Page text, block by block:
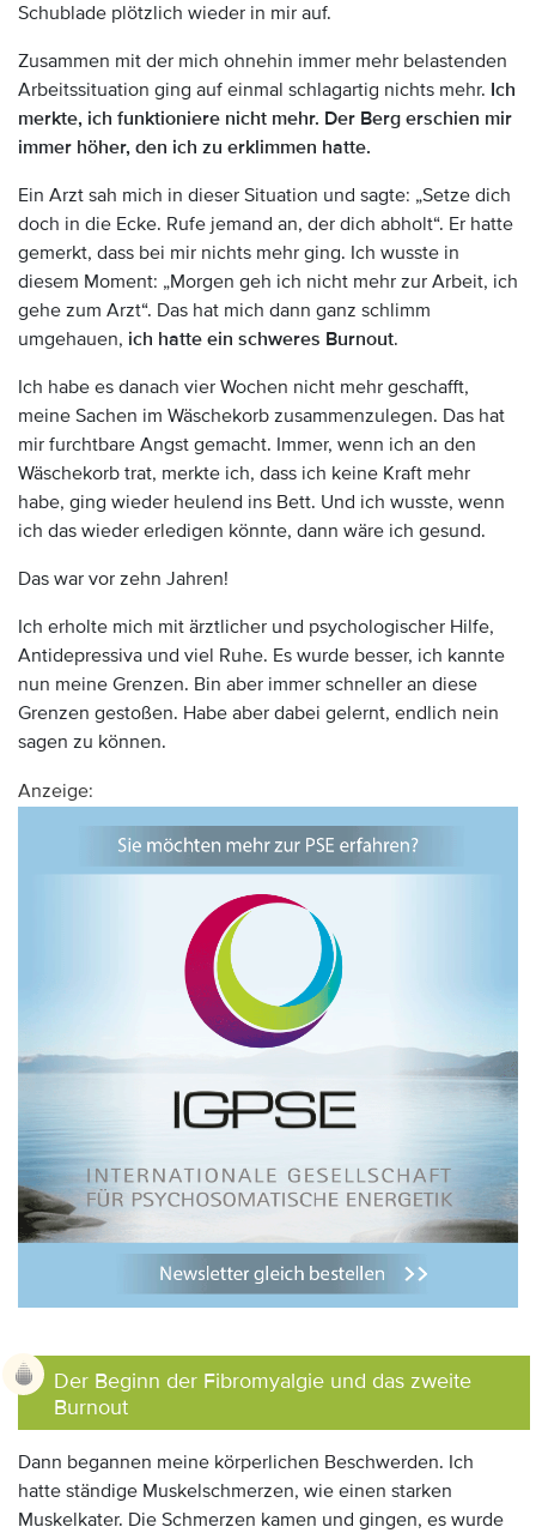
Schublade plötzlich wieder in mir auf.
Zusammen mit der mich ohnehin immer mehr belastenden
Arbeitssituation ging auf einmal schlagartig nichts mehr. Ich
merkte, ich funktioniere nicht mehr. Der Berg erschien mir
immer höher, den ich zu erklimmen hatte.
Ein Arzt sah mich in dieser Situation und sagte: „Setze dich
doch in die Ecke. Rufe jemand an, der dich abholt“. Er hatte
gemerkt, dass bei mir nichts mehr ging. Ich wusste in
diesem Moment: „Morgen geh ich nicht mehr zur Arbeit, ich
gehe zum Arzt“. Das hat mich dann ganz schlimm
umgehauen, ich hatte ein schweres Burnout.
Ich habe es danach vier Wochen nicht mehr geschafft,
meine Sachen im Wäschekorb zusammenzulegen. Das hat
mir furchtbare Angst gemacht. Immer, wenn ich an den
Wäschekorb trat, merkte ich, dass ich keine Kraft mehr
habe, ging wieder heulend ins Bett. Und ich wusste, wenn
ich das wieder erledigen könnte, dann wäre ich gesund.
Das war vor zehn Jahren!
Ich erholte mich mit ärztlicher und psychologischer Hilfe,
Antidepressiva und viel Ruhe. Es wurde besser, ich kannte
nun meine Grenzen. Bin aber immer schneller an diese
Grenzen gestoßen. Habe aber dabei gelernt, endlich nein
sagen zu können.
Anzeige:
Der Beginn der Fibromyalgie und das zweite
Burnout
Dann begannen meine körperlichen Beschwerden. Ich
hatte ständige Muskelschmerzen, wie einen starken
Muskelkater. Die Schmerzen kamen und gingen, es wurde